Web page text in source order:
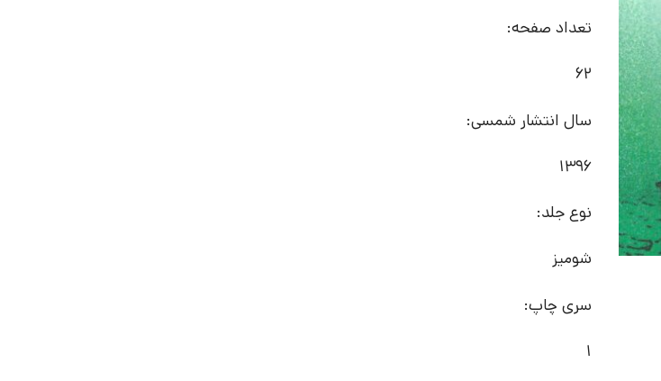
تعداد صفحه:
62
سال انتشار شمسی:
1396
نوع جلد:
شومیز
سری چاپ:
1